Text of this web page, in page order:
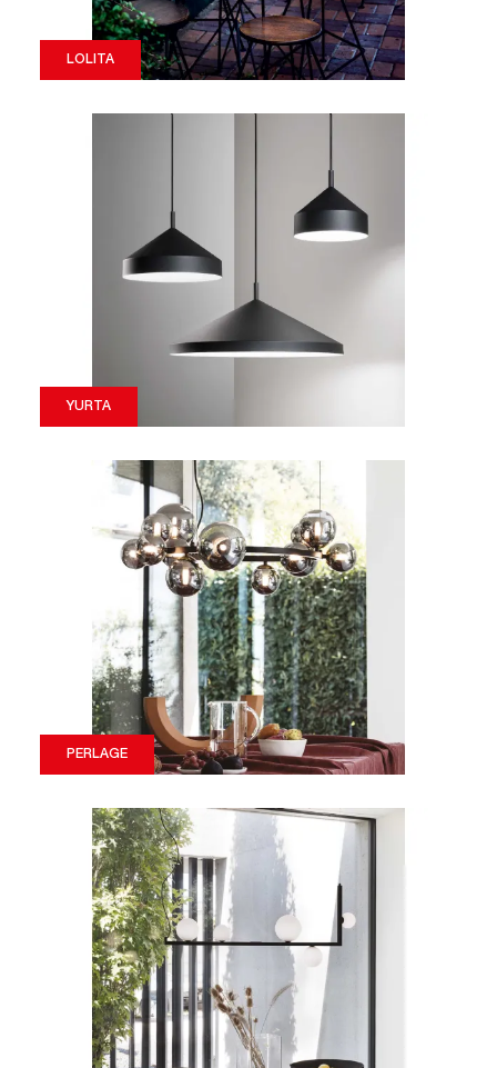
LOLITA
YURTA
PERLAGE